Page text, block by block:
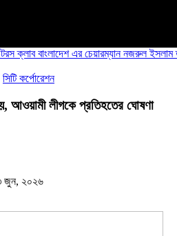
বাংলাদেশ এর চেয়ারম্যান নজরুল ইসলাম
সিটি কর্পোরেশন
আওয়ামী লীগকে প্রতিহতের ঘোষণা
জুন, ২০২৬